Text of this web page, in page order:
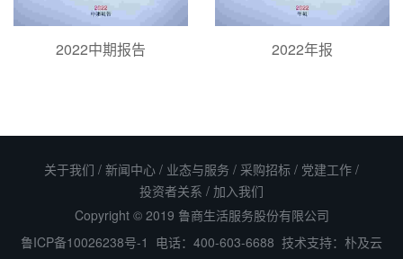
2022中期报告 2022年报
关于我们 / 新闻中心 / 业态与服务 / 采购招标 / 党建工作 /
投资者关系 / 加入我们
Copyright © 2019 鲁商生活服务股份有限公司
鲁ICP备10026238号-1 电话：400-603-6688 技术支持： 朴及云